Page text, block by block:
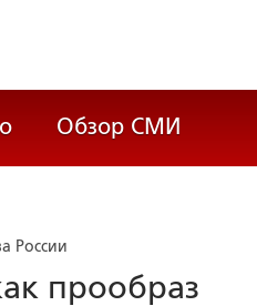
Обзор СМИ
России
прообраз